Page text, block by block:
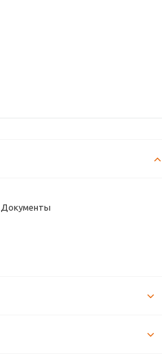
Документы